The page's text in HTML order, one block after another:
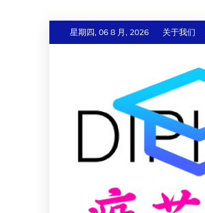
至
星期四, 06 8 月, 2026 关于我们